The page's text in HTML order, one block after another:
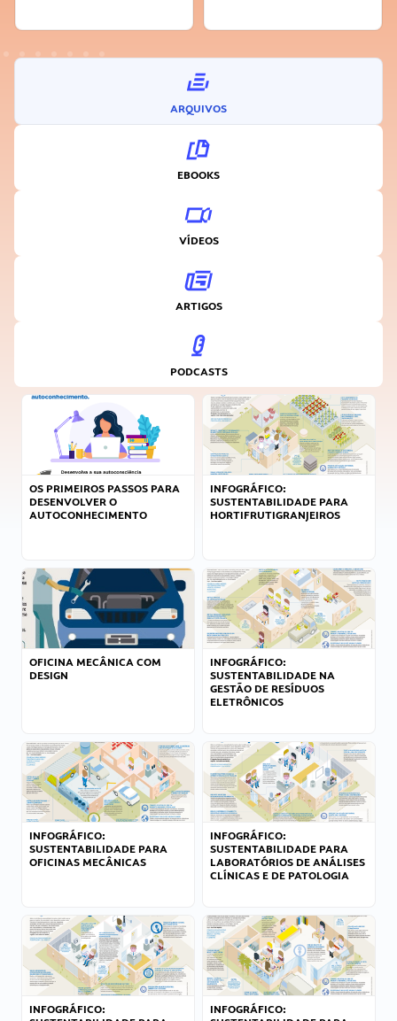
ARQUIVOS
EBOOKS
VÍDEOS
ARTIGOS
PODCASTS
OS PRIMEIROS PASSOS PARA
DESENVOLVER O
AUTOCONHECIMENTO
INFOGRÁFICO:
SUSTENTABILIDADE PARA
HORTIFRUTIGRANJEIROS
OFICINA MECÂNICA COM
DESIGN
INFOGRÁFICO:
SUSTENTABILIDADE NA
GESTÃO DE RESÍDUOS
ELETRÔNICOS
INFOGRÁFICO:
SUSTENTABILIDADE PARA
OFICINAS MECÂNICAS
INFOGRÁFICO:
SUSTENTABILIDADE PARA
LABORATÓRIOS DE ANÁLISES
CLÍNICAS E DE PATOLOGIA
INFOGRÁFICO:
INFOGRÁFICO: